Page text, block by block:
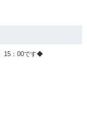
15：00です◆